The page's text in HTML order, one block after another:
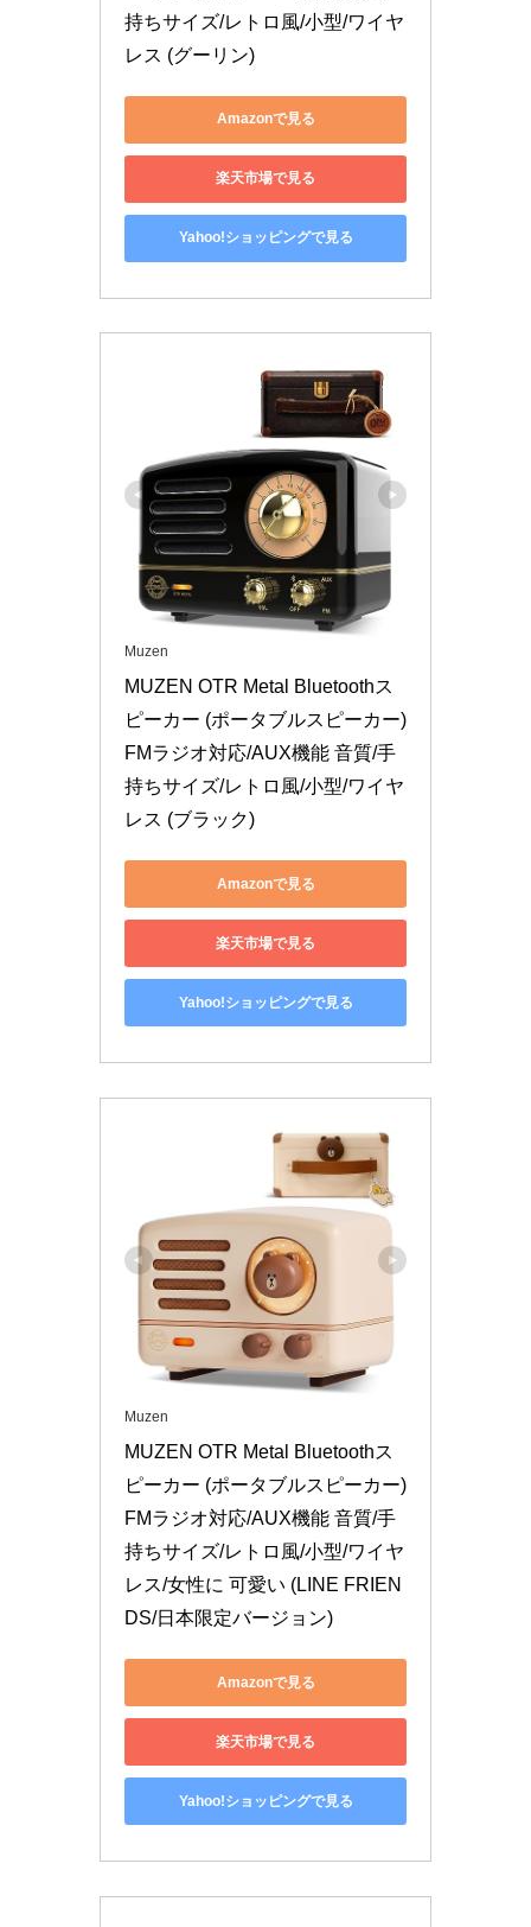
持ちサイズ/レトロ風/小型/ワイヤ
レス (グーリン)
Amazonで見る
楽天市場で見る
Yahoo!ショッピングで見る
Muzen
MUZEN OTR Metal Bluetoothス
ピーカー (ポータブルスピーカー)
FMラジオ対応/AUX機能 音質/手
持ちサイズ/レトロ風/小型/ワイヤ
レス (ブラック)
Amazonで見る
楽天市場で見る
Yahoo!ショッピングで見る
Muzen
MUZEN OTR Metal Bluetoothス
ピーカー (ポータブルスピーカー)
FMラジオ対応/AUX機能 音質/手
持ちサイズ/レトロ風/小型/ワイヤ
レス/女性に 可愛い (LINE FRIEN
DS/日本限定バージョン)
Amazonで見る
楽天市場で見る
Yahoo!ショッピングで見る